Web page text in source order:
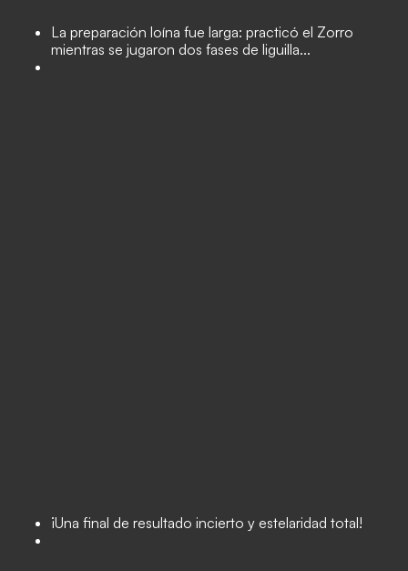
La preparación loína fue larga: practicó el Zorro
mientras se jugaron dos fases de liguilla...
¡Una final de resultado incierto y estelaridad total!